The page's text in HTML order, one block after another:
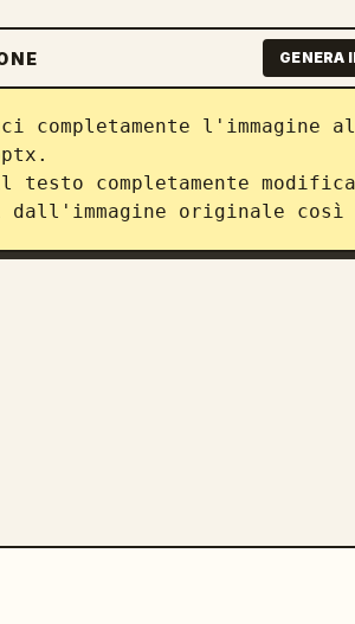
GENERA
completamente
testo completamente
originale così